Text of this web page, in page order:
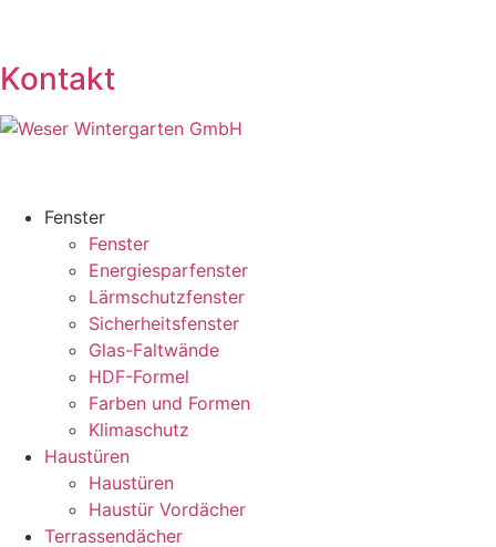
Kontakt
Fenster
Fenster
Energiesparfenster
Lärmschutzfenster
Sicherheitsfenster
Glas-Faltwände
HDF-Formel
Farben und Formen
Klimaschutz
Haustüren
Haustüren
Haustür Vordächer
Terrassendächer